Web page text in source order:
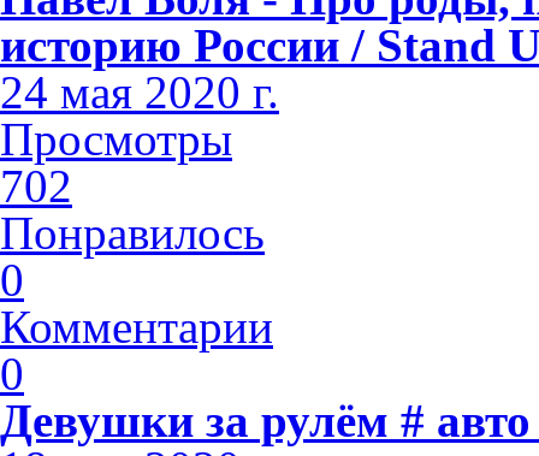
историю России / Stand
24 мая 2020 г.
Просмотры
702
Понравилось
0
Комментарии
0
Девушки за рулём #